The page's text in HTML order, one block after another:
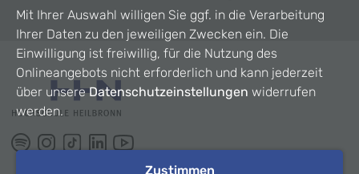
Mit Ihrer Auswahl willigen Sie ggf. in die Verarbeitung
Ihrer Daten zu den jeweiligen Zwecken ein. Die
Einwilligung ist freiwillig, für die Nutzung des
Onlineangebots nicht erforderlich und kann jederzeit
über unsereDatenschutzeinstellungen widerrufen
werden.
Zustimmen